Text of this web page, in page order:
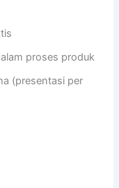
proses produk
(presentasi per